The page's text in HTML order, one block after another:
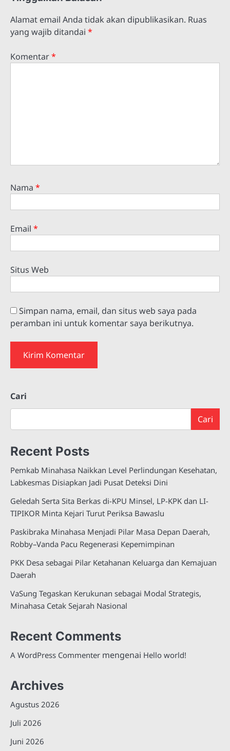
Alamat email Anda tidak akan dipublikasikan. Ruas
yang wajib ditandai *
Komentar*
Nama *
Email *
Situs Web
Simpan nama, email, dan situs web saya pada
peramban ini untuk komentar saya berikutnya.
Cari
Cari
Recent Posts
Pemkab Minahasa Naikkan Level Perlindungan Kesehatan,
Labkesmas Disiapkan Jadi Pusat Deteksi Dini
Geledah Serta Sita Berkas di-KPU Minsel, LP-KPK dan LI-
TIPIKOR Minta Kejari Turut Periksa Bawaslu
Paskibraka Minahasa Menjadi Pilar Masa Depan Daerah,
Robby–Vanda Pacu Regenerasi Kepemimpinan
PKK Desa sebagai Pilar Ketahanan Keluarga dan Kemajuan
Daerah
VaSung Tegaskan Kerukunan sebagai Modal Strategis,
Minahasa Cetak Sejarah Nasional
Recent Comments
A WordPress Commenter mengenai Hello world!
Archives
Agustus 2026
Juli 2026
Juni 2026